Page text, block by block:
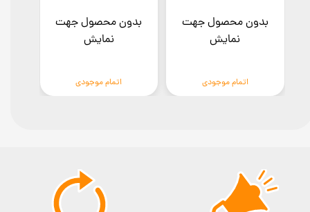
بدون محصول جهت
نمایش
اتمام موجودی
بدون محصول جهت
نمایش
اتمام موجودی